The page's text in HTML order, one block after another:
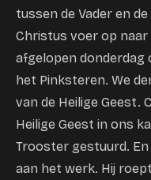
tussen de Vader en de
Christus voer op naar
afgelopen donderdag
het Pinksteren. We
van de Heilige Geest.
Heilige Geest in ons
Trooster gestuurd.
aan het werk. Hij